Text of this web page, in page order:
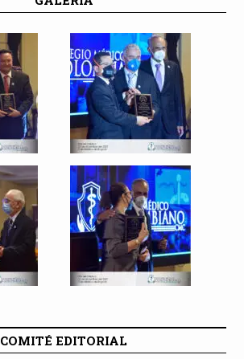
COMITÉ EDITORIAL